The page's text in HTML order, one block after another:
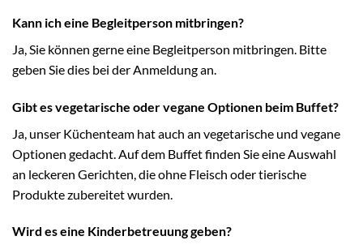
Kann ich eine Begleitperson mitbringen?
Ja, Sie können gerne eine Begleitperson mitbringen. Bitte
geben Sie dies bei der Anmeldung an.
Gibt es vegetarische oder vegane Optionen beim Buffet?
Ja, unser Küchenteam hat auch an vegetarische und vegane
Optionen gedacht. Auf dem Buffet finden Sie eine Auswahl
an leckeren Gerichten, die ohne Fleisch oder tierische
Produkte zubereitet wurden.
Wird es eine Kinderbetreuung geben?